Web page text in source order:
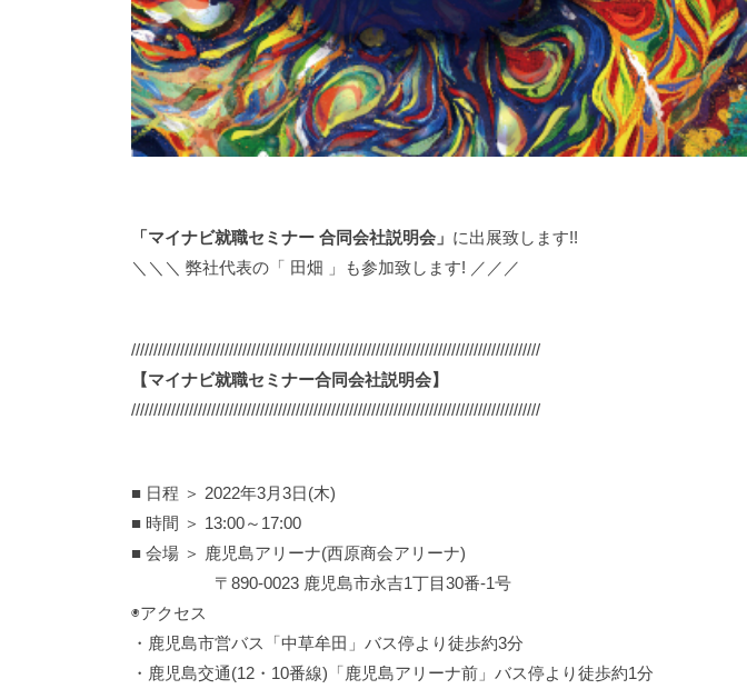
「マイナビ就職セミナー 合同会社説明会」 に出展致します!!
＼＼＼ 弊社代表の「 田畑 」も参加致します! ／／／
////////////////////////////////////////////////////////////////////////////////////////////
【マイナビ就職セミナー合同会社説明会】
////////////////////////////////////////////////////////////////////////////////////////////
■ 日程 ＞ 2022年3月3日(木)
■ 時間 ＞ 13:00～17:00
■ 会場 ＞ 鹿児島アリーナ(西原商会アリーナ)
〒890-0023 鹿児島市永吉1丁目30番-1号
◉アクセス
・鹿児島市営バス「中草牟田」バス停より徒歩約3分
・鹿児島交通(12・10番線)「鹿児島アリーナ前」バス停より徒歩約1分